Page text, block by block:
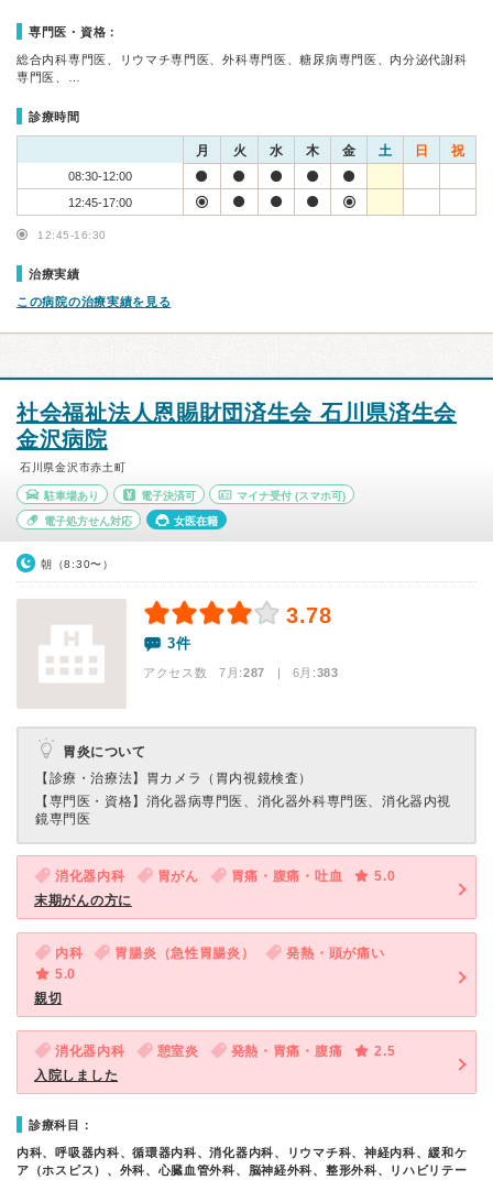
専門医・資格：
総合内科専門医、リウマチ専門医、外科専門医、糖尿病専門医、内分泌代謝科
専門医、…
診療時間
月 火 水 木 金 土 日 祝
08:30-12:00
12:45-17:00
12:45-16:30
治療実績
この病院の治療実績を見る
社会福祉法人恩賜財団済生会 石川県済生会
金沢病院
石川県金沢市赤土町
駐車場あり 電子決済可 マイナ受付 (スマホ可)
電子処方せん対応 女医在籍
朝（8:30〜）
3.78
3件
アクセス数 7月:287 | 6月:383
胃炎について
【診療・治療法】 胃カメラ（胃内視鏡検査）
【専門医・資格】 消化器病専門医、消化器外科専門医、消化器内視
鏡専門医
消化器内科 胃がん 胃痛・腹痛・吐血
5.0
末期がんの方に
内科 胃腸炎（急性胃腸炎）
発熱・頭が痛い
5.0
親切
消化器内科 憩室炎 発熱・胃痛・腹痛
2.5
入院しました
診療科目：
内科、呼吸器内科、循環器内科、消化器内科、リウマチ科、神経内科、緩和ケ
ア（ホスピス）、外科、心臓血管外科、脳神経外科、整形外科、リハビリテー